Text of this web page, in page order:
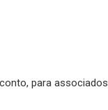
para associados